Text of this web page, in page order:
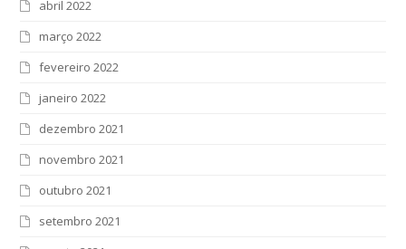
abril 2022
março 2022
fevereiro 2022
janeiro 2022
dezembro 2021
novembro 2021
outubro 2021
setembro 2021